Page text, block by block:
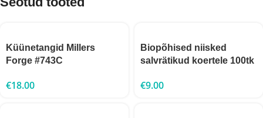
Küünetangid Millers
Forge #743C
€18.00
Biopõhised niisked
salvrätikud koertele 100tk
€9.00